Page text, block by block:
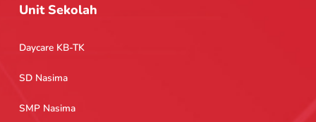
Unit Sekolah
Daycare KB-TK
SD Nasima
SMP Nasima